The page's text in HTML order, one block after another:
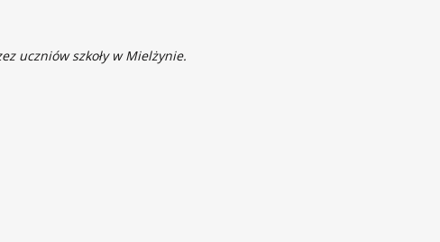
uczniów szkoły w Mielżynie.